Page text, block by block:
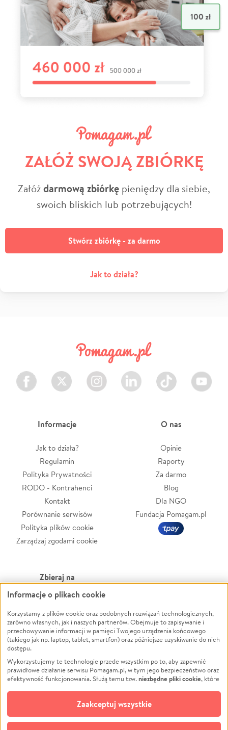
ZAŁÓŻ SWOJĄ ZBIÓRKĘ
Załóżdarmową zbiórkę pieniędzy dla siebie,
swoich bliskich lub potrzebujących!
Stwórz zbiórkę - za darmo
Jak to działa?
Facebook Twitter Instagram LinkedIn TikTok Youtube
Informacje
Jak to działa?
Regulamin
Polityka Prywatności
RODO - Kontrahenci
Kontakt
Porównanie serwisów
Polityka plików cookie
Zarządzaj zgodami cookie
O nas
Opinie
Raporty
Za darmo
Blog
Dla NGO
Fundacja Pomagam.pl
Zbieraj na
Leczenie
Zwierzęta
Pożar
Ukraina
Pomoc Finansowa
Projekty
Pogrzeb
Społeczność lokalna
Kultura
Powódź
Wichura
NGO
Edukacja
Podróż
Impreza
Ochrona środowiska
Biznes
Informacje o plikach cookie
Korzystamy z plików cookie oraz podobnych rozwiązań technologicznych,
zarówno własnych, jak i naszych partnerów. Obejmuje to zapisywanie i
przechowywanie informacji w pamięci Twojego urządzenia końcowego
(takiego jak np. laptop, tablet, smartfon) oraz późniejsze uzyskiwanie do nich
dostępu.
Wykorzystujemy te technologie przede wszystkim po to, aby zapewnić
prawidłowe działanie serwisu Pomagam.pl, w tym jego bezpieczeństwo oraz
efektywność funkcjonowania. Służą temu tzw.niezbędne pliki cookie, które
opcjonalnych plików cookie
technologii do celów analitycznych i retargetingowych. Możesz wyrazić
zgodę na ich stosowanie lub jej odmówić. W dowolnym momencie masz
możliwość zmiany swoich preferencji na stronie „Zarządzaj zgodami cookie”,
Zaakceptuj wszystkie